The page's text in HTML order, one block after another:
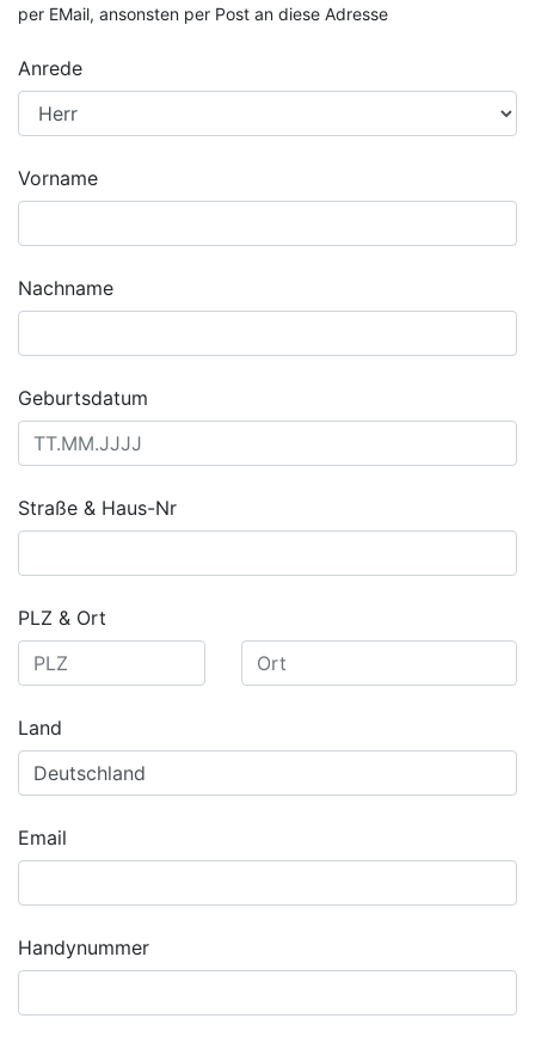
per EMail, ansonsten per Post an diese Adresse
Anrede
Vorname
Nachname
Geburtsdatum
Straße & Haus-Nr
PLZ & Ort
Land
Email
Handynummer